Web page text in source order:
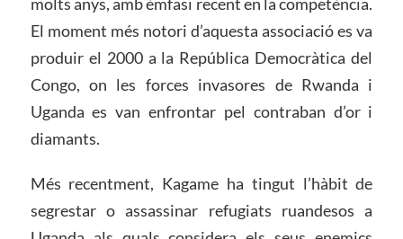
El moment més notori d’aquesta associació es va
produir el 2000 a la República Democràtica del
Congo, on les forces invasores de Rwanda i
Uganda es van enfrontar pel contraban d’or i
diamants.
Més recentment, Kagame ha tingut l’hàbit de
segrestar o assassinar refugiats ruandesos a